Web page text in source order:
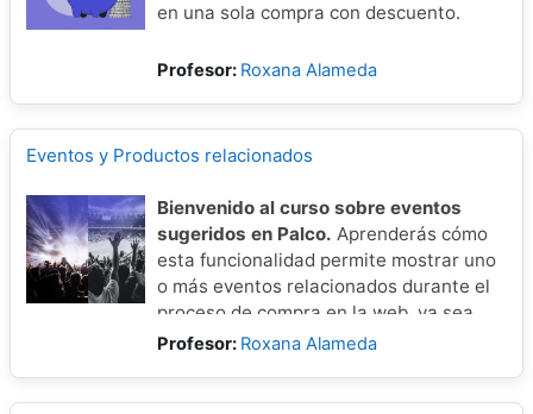
en una sola compra con descuento.
Profesor: Roxana Alameda
Eventos y Productos relacionados
Bienvenido al curso sobre eventos
sugeridos en Palco. Aprenderás cómo
esta funcionalidad permite mostrar uno
o más eventos relacionados durante el
proceso de compra en la web, ya sea
después de seleccionar las entradas o al
Profesor: Roxana Alameda